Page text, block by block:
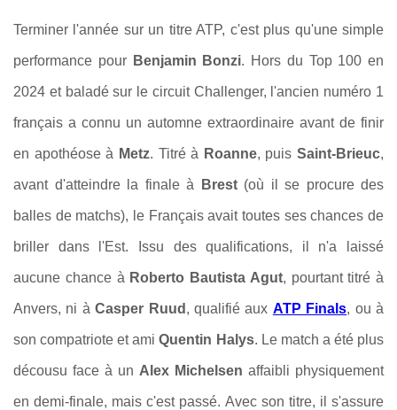
Terminer l'année sur un titre ATP, c'est plus qu'une simple
performance pourBenjamin Bonzi. Hors du Top 100 en
2024 et baladé sur le circuit Challenger, l'ancien numéro 1
français a connu un automne extraordinaire avant de finir
en apothéose à Metz. Titré à Roanne, puis Saint-Brieuc,
avant d'atteindre la finale à Brest (où il se procure des
balles de matchs), le Français avait toutes ses chances de
briller dans l'Est. Issu des qualifications, il n'a laissé
aucune chance à Roberto Bautista Agut, pourtant titré à
Anvers, ni àCasper Ruud , qualifié aux ATP Finals, ou à
son compatriote et amiQuentin Halys. Le match a été plus
décousu face à un Alex Michelsen affaibli physiquement
en demi-finale, mais c'est passé. Avec son titre, il s'assure